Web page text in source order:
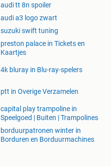
audi tt 8n spoiler
audi a3 logo zwart
suzuki swift tuning
preston palace in Tickets en
Kaartjes
4k bluray in Blu-ray-spelers
ptt in Overige Verzamelen
capital play trampoline in
Speelgoed | Buiten | Trampolines
borduurpatronen winter in
Borduren en Borduurmachines